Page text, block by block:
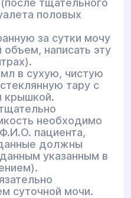
тщательного
половых
за сутки мочу
написать эту
в сухую, чистую
тару с
крышкой.
необходимо
пациента,
должны
указанным в
суточной мочи.